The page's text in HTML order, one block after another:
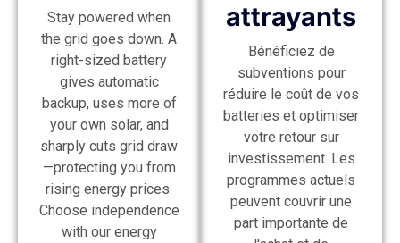
Stay powered when
the grid goes down. A
right-sized battery
gives automatic
backup, uses more of
your own solar, and
sharply cuts grid draw
—protecting you from
rising energy prices.
Choose independence
with our energy
attrayants
Bénéficiez de
subventions pour
réduire le coût de vos
batteries et optimiser
votre retour sur
investissement. Les
programmes actuels
peuvent couvrir une
part importante de